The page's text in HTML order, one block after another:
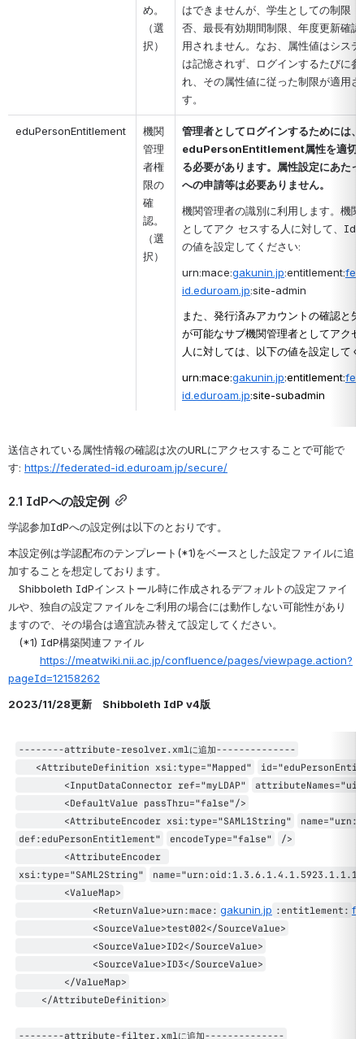
め。
（選
択）
はできませんが、学生としての制限
否、最長有効期間制限、年度更新確
用されません。なお、属性値はシス
は記憶されず、ログインするたびに参
れ、その属性値に従った制限が適用さ
す。
eduPersonEntitlement
機関
管理
者権
限の
確
認。
（選
択）
管理者としてログインするためには、
eduPersonEntitlement属性を適切
る必要があります。属性設定にあた
への申請等は必要ありません。
機関管理者の識別に利用します。機
としてアク セスする人に対して、
の値を設定してください:
urn:mace:gakunin.jp:entitlement:
id.eduroam.jp:site-admin
また、発行済みアカウントの確認と
が可能なサブ機関管理者としてアク
人に対しては、以下の値を設定して
urn:mace:gakunin.jp:entitlement:
id.eduroam.jp:site-subadmin
送信されている属性情報の確認は次のURLにアクセスすることで可能で
す: https://federated-id.eduroam.jp/secure/
2.1 IdPへの設定例
学認参加IdPへの設定例は以下のとおりです。
本設定例は学認配布のテンプレート(*1)をベースとした設定ファイルに追
加することを想定しております。
Shibboleth IdPインストール時に作成されるデフォルトの設定ファイ
ルや、独自の設定ファイルをご利用の場合には動作しない可能性があり
ますので、その場合は適宜読み替えて設定してください。
(*1) IdP構築関連ファイル
https://meatwiki.nii.ac.jp/confluence/pages/viewpage.action?
pageId=12158262
2023/11/28更新　Shibboleth IdP v4版
--------attribute-resolver.xmlに追加--------------
<AttributeDefinition xsi:type="Mapped" id=
<InputDataConnector ref="myLDAP" attributeNames=
<DefaultValue passThru="false" />
<AttributeEncoder xsi:type="SAML1String" name=
def:eduPersonEntitlement"
encodeType="false"
/>
<AttributeEncoder
xsi:type="SAML2String" name=
<ValueMap>
<ReturnValue>urn:mace: gakunin.jp :entitlement:
<SourceValue>test002</SourceValue>
<SourceValue>ID2</SourceValue>
<SourceValue>ID3</SourceValue>
</ValueMap>
</AttributeDefinition>
--------attribute-filter.xmlに追加--------------